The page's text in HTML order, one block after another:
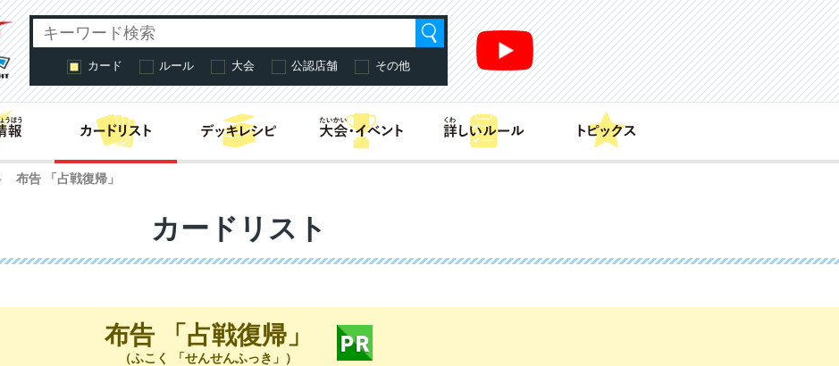
カード ルール 大会 公認店舗 その他
はじめての方へ・あそび方商品情報 カードリスト
布告 「占戦復帰」
カードリスト
布告 「占戦復帰」
（ふこく 「せんせんふっき」）